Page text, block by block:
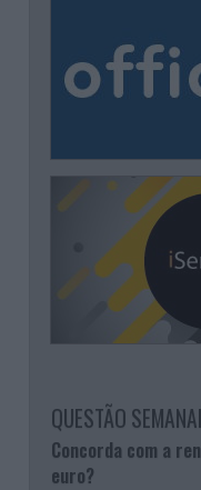
QUESTÃO
Concorda com a
euro?